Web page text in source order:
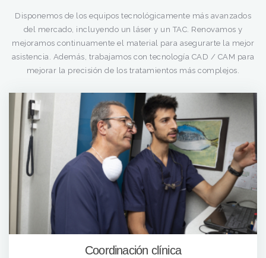
Disponemos de los equipos tecnológicamente más avanzados
del mercado, incluyendo un láser y un TAC. Renovamos y
mejoramos continuamente el material para asegurarte la mejor
asistencia. Además, trabajamos con tecnología CAD / CAM para
mejorar la precisión de los tratamientos más complejos.
Coordinación clínica